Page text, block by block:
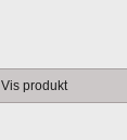
Vis produkt